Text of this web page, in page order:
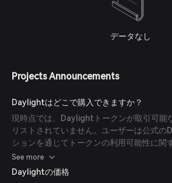
データなし
Projects Announcements
Daylightはどこで購入できますか？
現時点では、Daylightトークンが取引可能
リストされていません。ユーザーは公式
ションを通じてトークンの利用可能性に関
ることを推奨します。
See more
Daylightの価格